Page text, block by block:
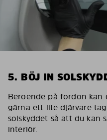
5. BÖJ IN
Beroende på fordon
gärna ett lite djärvare
solskyddet så att du kan
interiör.